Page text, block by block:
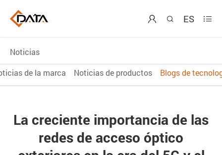
  ES 
Noticias
de la marca
Noticias de productos Blogs de
La creciente importancia de las
redes de acceso óptico